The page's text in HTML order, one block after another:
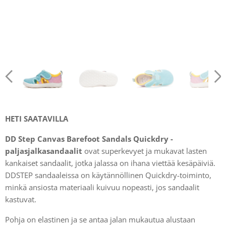
HETI SAATAVILLA
DD Step Canvas Barefoot Sandals Quickdry -
paljasjalkasandaalit ovat superkevyet ja mukavat lasten
kankaiset sandaalit, jotka jalassa on ihana viettää kesäpäiviä.
DDSTEP sandaaleissa on käytännöllinen Quickdry-toiminto,
minkä ansiosta materiaali kuivuu nopeasti, jos sandaalit
kastuvat.
Pohja on elastinen ja se antaa jalan mukautua alustaan